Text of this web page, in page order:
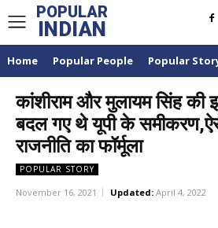
POPULAR
INDIAN
Home Popular People Popular
कांशीराम और मुलायम सिंह की
बदल गए थे यूपी के
राजनीति का फॉर्मूला
POPULAR STORY
November 16, 2021 Updated: April 4, 2022